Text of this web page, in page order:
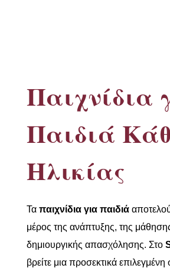
Παιχνίδια
Παιδιά
Ηλικίας
Τα παιχνίδια για παιδιά
μέρος της ανάπτυξης, της
δημιουργικής απασχόλησης. Στο
βρείτε μια προσεκτικά